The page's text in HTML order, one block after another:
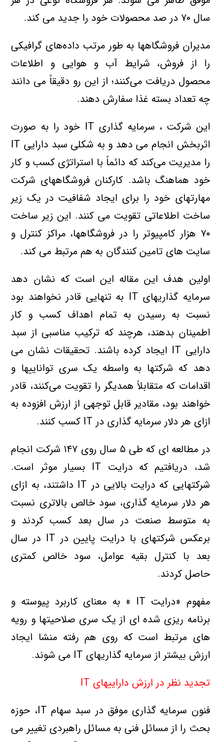
سال ۷۰ در صد محصولات خود را جديد مي کند.
مديران فروشگاهها به طور مرتب داده‌هاي گرافيکي
را از فروش، شرايط آب و هوايي و اطلاعات
محصول دريافت مي‌کنند؛ از اين رو دقيقاً مي دانند
چه تعداد بسته غذا سفارش دهند.
اين شرکت ، سرمايه گذاري IT خود را به صورت
اثربخش انجام مي دهد و به شکلي سبد دارايي IT
را مديريت مي‌کند که دائماً با استراتژي کسب و کار
خود هماهنگ باشد. کارکنان فروشگاهها‌ي شرکت
مهارتهاي خود را براي ايجاد شفافيت در يک زير
ساخت اطلاعاتي تقويت مي کنند. اين زير ساخت
۷۰ هزار کامپيوتر را در فروشگاهها، مراکز کنترل و
سايت هاي تامين کنندگان به هم مرتبط مي کند.
اولين هدف اين مقاله اين است که نشان دهد
سرمايه گذاريهاي IT به تنهايي قادر نخواهند بود
نسبت به رسيدن به تمام اهداف کسب و کار
اطمينان بدهند، هرچند که ترکيب مناسبي از سبد
دارايي IT ايجاد کرده باشند. تحقيقات نشان مي
دهد که شرکتها به واسطه يک سري تواناييها و
اقدامات که متقابلاً همديگر را تقويت مي‌کنند، قادر
خواهند بود، مقادير قابل توجهي از ارزش افزوده به
ازاي هر دلار سرمايه گذاري در IT کسب کنند.
در مطالعه اي که طي ۵ سال روي ۱۴۷ شرکت انجام
شد، دريافتيم که درايت IT بسيار موثر است.
شرکتهايي که درايت بالايي در IT داشتند، به ازاي
هر دلار سرمايه گذاري، سود خالص بالاتري نسبت
به متوسط صنعت در سال بعد کسب کردند و
برعکس شرکتهاي با درايت پايين در IT در سال
بعد با کنترل بقيه عوامل، سود خالص کمتري
حاصل کردند.
مفهوم «درايت IT » به معناي کاربرد پيوسته و
برنامه ريزي شده اي از يک سري صلاحيتها و رويه
هاي مرتبط است که روي هم رفته منشا ايجاد
ارزش بيشتر از سرمايه گذاريهاي IT مي شوند.
تجديد نظر در ارزش داراييهاي IT
فنون سرمايه گذاري موفق در سبد سهام IT، حوزه
بحث را از مسائل فني به مسائل راهبردي تغيير مي